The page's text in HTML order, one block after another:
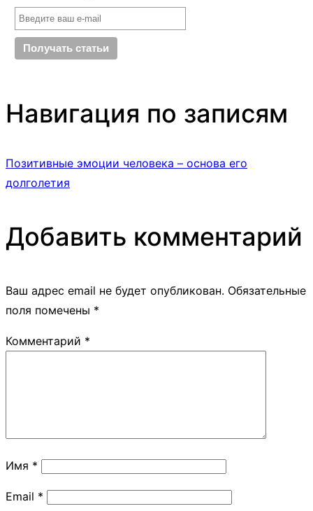
Навигация по записям
Позитивные эмоции человека – основа его
долголетия
Добавить комментарий
Ваш адрес email не будет опубликован. Обязательные
поля помечены *
Комментарий *
Имя *
Email *